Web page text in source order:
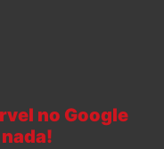
no Google